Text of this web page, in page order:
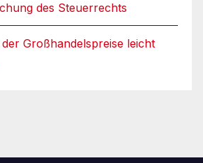
des Steuerrechts
Großhandelspreise leicht